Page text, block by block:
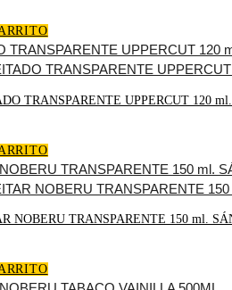
TRANSPARENTE UPPERCUT 120 ml.
NOBERU TRANSPARENTE 150 ml.